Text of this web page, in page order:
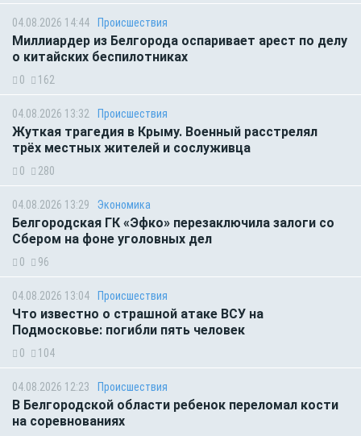
04.08.2026 14:44 Происшествия
Миллиардер из Белгорода оспаривает арест по делу
о китайских беспилотниках
0 162
04.08.2026 13:32 Происшествия
Жуткая трагедия в Крыму. Военный расстрелял
трёх местных жителей и сослуживца
0 280
04.08.2026 13:29 Экономика
Белгородская ГК «Эфко» перезаключила залоги со
Сбером на фоне уголовных дел
0 96
04.08.2026 13:04 Происшествия
Что известно о страшной атаке ВСУ на
Подмосковье: погибли пять человек
0 104
04.08.2026 12:23 Происшествия
В Белгородской области ребенок переломал кости
на соревнованиях